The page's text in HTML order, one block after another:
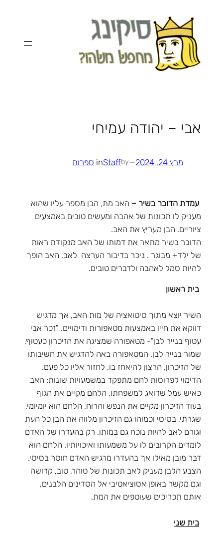
אבי – יהודה עמיחי
מרץ 24, 2024 —
by
Staff
in ספרות
עמדת הדובר בשיר – האב מת, הבן מספר עליו שהוא
מעניק לו תכונות של אהבה ומעשים טובים באמצעים
ציוריים. הבן מעריץ את האב.
הדובר בשיר מתאר את דמותו של האב מנקודת ראות
של ילד+ מבוגר . ניכר בדיבור הערצה לאב. האב הופך
להיות סמל לאהבה ולדברים טובים.
בית ראשון
השיר יוצא מתוך סיטואציה של מות האב, אך מדגיש
דווקא את חייו באמצעות מטאפורות ודימויים. "זכר אבי
עטוף בנייר לבן"- מטאפורה שמציגה את הזיכרון כעטוף,
שמור בנייר לבן. המטאפורה באה להדגיש את חשיבותו
של הזיכרון, הרצון להיאחז בו, לחזור אליו כל פעם.
הדימוי לפרוסות לחם מתפקד במשמעויות שונות: האב
כאיש עמל שדואג למשפחתו, הלחם מקיים את הגוף
בעוד הזיכרון מקיים את הנפש והרוח, הלחם הוא יומיומי,
שגרתי, בסיסי וכמוהו גם הזיכרון מלווה את הבן כל העת
וגורם לאב להיות נוכח גם במותו. רק בהעדרו של האדם
לומדים הקרובים לו על משמעותו ואיכויותיו. הלחם הוא
דבר מובן מאילו אך בהעדרו מרגיש האדם חוסר בסיסי.
הצבע הלבן מעניק לאב תכונות של טוהר, טוב, קדושה
וגם מקשר באופן אסוציאטיבי אל הסדינים הלבנים,
אותם תכריכים שעוטפים את המת.
בית שני